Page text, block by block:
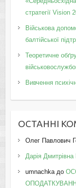
стратегії Vision
Військова
балтійської
Теоретичне
Вивчення
ОСТАННІ
Олег Павлович
Дарія
umnachkaдо